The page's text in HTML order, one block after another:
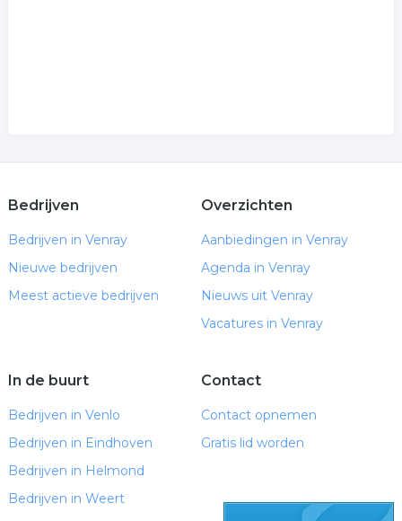
Bedrijven
Bedrijven in Venray
Nieuwe bedrijven
Meest actieve bedrijven
Overzichten
Aanbiedingen in Venray
Agenda in Venray
Nieuws uit Venray
Vacatures in Venray
In de buurt
Bedrijven in Venlo
Bedrijven in Eindhoven
Bedrijven in Helmond
Bedrijven in Weert
Contact
Contact opnemen
Gratis lid worden